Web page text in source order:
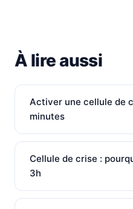
À lire aussi
Activer une cellule de
minutes
Cellule de crise :
3h